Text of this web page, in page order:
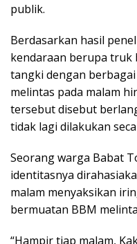
publik.
Berdasarkan hasil
kendaraan berupa truk
tangki dengan
melintas pada malam
tersebut disebut
tidak lagi dilakukan
Seorang warga Babat
identitasnya
malam menyaksikan
bermuatan BBM
“Hampir tiap malam,